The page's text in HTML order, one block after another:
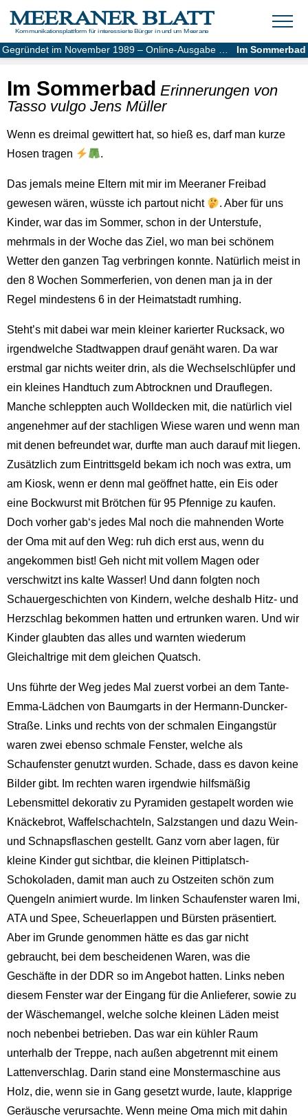
MEERANER BLATT
Kommunikationsplattform für interessierte Bürger in und um Meerane
Im Sommerbad
Gegründet im November 1989 – Online-Ausgabe seit 2004
Im Sommerbad Erinnerungen von
Tasso vulgo Jens Müller
Wenn es dreimal gewittert hat, so hieß es, darf man kurze
Hosen tragen
.
Das jemals meine Eltern mit mir im Meeraner Freibad
gewesen wären, wüsste ich partout nicht
. Aber für uns
Kinder, war das im Sommer, schon in der Unterstufe,
mehrmals in der Woche das Ziel, wo man bei schönem
Wetter den ganzen Tag verbringen konnte. Natürlich meist in
den 8 Wochen Sommerferien, von denen man ja in der
Regel mindestens 6 in der Heimatstadt rumhing.
Steht’s mit dabei war mein kleiner karierter Rucksack, wo
irgendwelche Stadtwappen drauf genäht waren. Da war
erstmal gar nichts weiter drin, als die Wechselschlüpfer und
ein kleines Handtuch zum Abtrocknen und Drauflegen.
Manche schleppten auch Wolldecken mit, die natürlich viel
angenehmer auf der stachligen Wiese waren und wenn man
mit denen befreundet war, durfte man auch darauf mit liegen.
Zusätzlich zum Eintrittsgeld bekam ich noch was extra, um
am Kiosk, wenn er denn mal geöffnet hatte, ein Eis oder
eine Bockwurst mit Brötchen für 95 Pfennige zu kaufen.
Doch vorher gab‘s jedes Mal noch die mahnenden Worte
der Oma mit auf den Weg: ruh dich erst aus, wenn du
angekommen bist! Geh nicht mit vollem Magen oder
verschwitzt ins kalte Wasser! Und dann folgten noch
Schauergeschichten von Kindern, welche deshalb Hitz- und
Herzschlag bekommen hatten und ertrunken waren. Und wir
Kinder glaubten das alles und warnten wiederum
Gleichaltrige mit dem gleichen Quatsch.
Uns führte der Weg jedes Mal zuerst vorbei an dem Tante-
Emma-Lädchen von Baumgarts in der Hermann-Duncker-
Straße. Links und rechts von der schmalen Eingangstür
waren zwei ebenso schmale Fenster, welche als
Schaufenster genutzt wurden. Schade, dass es davon keine
Bilder gibt. Im rechten waren irgendwie hilfsmäßig
Lebensmittel dekorativ zu Pyramiden gestapelt worden wie
Knäckebrot, Waffelschachteln, Salzstangen und dazu Wein-
und Schnapsflaschen gestellt. Ganz vorn aber lagen, für
kleine Kinder gut sichtbar, die kleinen Pittiplatsch-
Schokoladen, damit man auch zu Ostzeiten schön zum
Quengeln animiert wurde. Im linken Schaufenster waren Imi,
ATA und Spee, Scheuerlappen und Bürsten präsentiert.
Aber im Grunde genommen hätte es das gar nicht
gebraucht, bei dem bescheidenen Waren, was die
Geschäfte in der DDR so im Angebot hatten. Links neben
diesem Fenster war der Eingang für die Anlieferer, sowie zu
der Wäschemangel, welche solche kleinen Läden meist
noch nebenbei betrieben. Das war ein kühler Raum
unterhalb der Treppe, nach außen abgetrennt mit einem
Lattenverschlag. Darin stand eine Monstermaschine aus
Holz, die, wenn sie in Gang gesetzt wurde, laute, klapprige
Geräusche verursachte. Wenn meine Oma mich mit dahin